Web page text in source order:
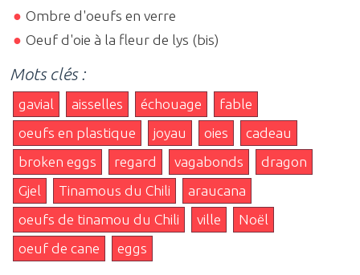
Ombre d'oeufs en verre
Oeuf d'oie à la fleur de lys (bis)
Mots clés :
gavial aisselles échouage
fable
oeufs en plastique
joyau oies
cadeau
broken eggs
regard vagabonds
dragon
Gjel
Tinamous du Chili
araucana
oeufs de tinamou du Chili
ville
Noël
oeuf de cane
eggs